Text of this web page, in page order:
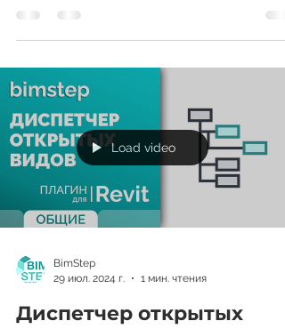
Главное преимущество — при создании
спецификации в диспетчере проекта и
запускаем плагин. Немного теории. Плагин
использует два алгоритма работы: 1.
копия Этот алгоритм создаёт одну копию
выбранной спецификации и выполняет
значения в указанном параметре. Подходит,
если, например, Вам нужно: сделать набор